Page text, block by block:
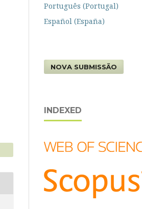
Português (Portugal)
Español (España)
NOVA SUBMISSÃO
INDEXED